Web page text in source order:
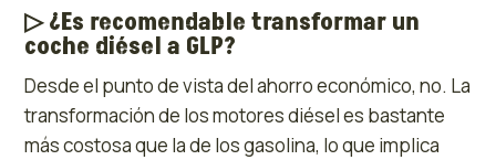
▷¿Es recomendable transformar un
coche diésel a GLP?
Desde el punto de vista del ahorro económico, no. La
transformación de los motores diésel es bastante
más costosa que la de los gasolina, lo que implica